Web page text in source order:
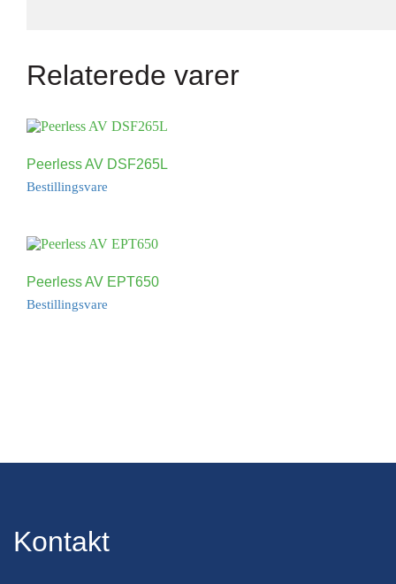
Relaterede varer
Peerless AV DSF265L
Bestillingsvare
Peerless AV EPT650
Bestillingsvare
Kontakt